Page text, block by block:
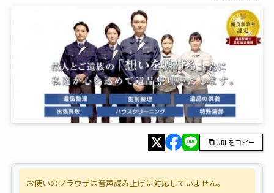
URLをコピー
お使いのブラウザは音声読み上げに対応していません。